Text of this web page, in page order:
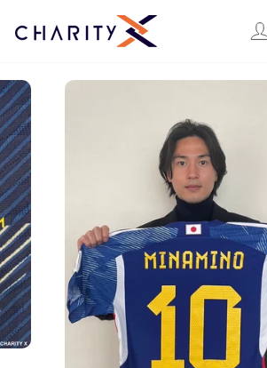
キ
す
る